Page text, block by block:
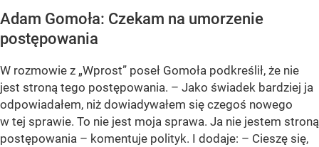
Adam Gomoła: Czekam na umorzenie
postępowania
W rozmowie z „Wprost” poseł Gomoła podkreślił, że nie
jest stroną tego postępowania. – Jako świadek bardziej ja
odpowiadałem, niż dowiadywałem się czegoś nowego
w tej sprawie. To nie jest moja sprawa. Ja nie jestem stroną
postępowania – komentuje polityk. I dodaje: – Cieszę się,